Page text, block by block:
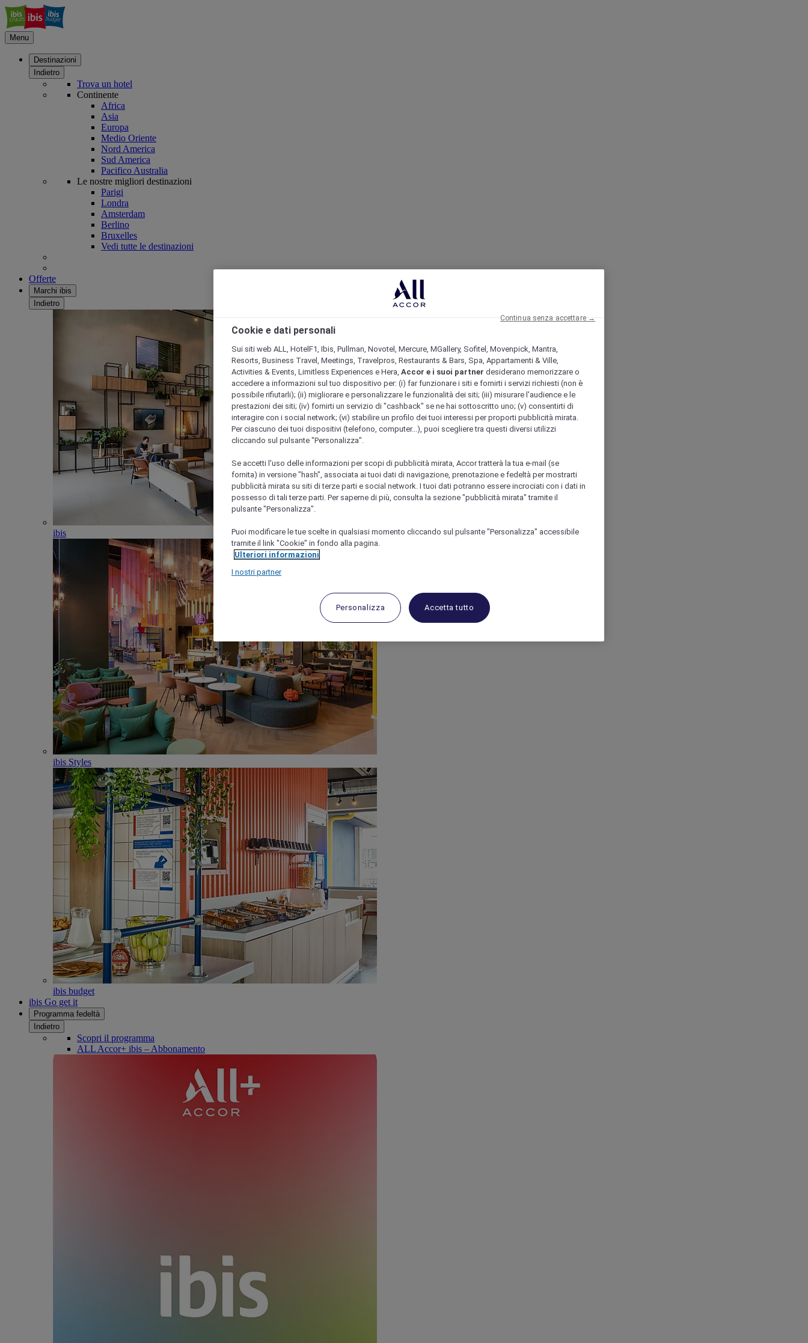
Menu
Destinazioni
Indietro
Trova un hotel
Continente
Africa
Asia
Europa
Medio Oriente
Nord America
Sud America
Pacifico Australia
Le nostre migliori destinazioni
Parigi
Londra
Amsterdam
Berlino
Bruxelles
Vedi tutte le destinazioni
Offerte
Marchi ibis
Indietro
ibis
ibis Styles
ibis budget
ibis Go get it
Programma fedeltà
Indietro
Scopri il programma
ALL Accor+ ibis – Abbonamento
Cookie e dati personali
Sui siti web ALL, HotelF1, Ibis, Pullman, Novotel, Mercure, MGallery, Sofitel, Movenpick, Mantra,
Resorts, Business Travel, Meetings, Travelpros, Restaurants & Bars, Spa, Appartamenti & Ville,
Activities & Events, Limitless Experiences e Hera, Accor e i suoi partner desiderano memorizzare o
accedere a informazioni sul tuo dispositivo per: (i) far funzionare i siti e fornirti i servizi richiesti (non è
possibile rifiutarli); (ii) migliorare e personalizzare le funzionalità dei siti; (iii) misurare l'audience e le
prestazioni dei siti; (iv) fornirti un servizio di "cashback" se ne hai sottoscritto uno; (v) consentirti di
interagire con i social network; (vi) stabilire un profilo dei tuoi interessi per proporti pubblicità mirata.
Per ciascuno dei tuoi dispositivi (telefono, computer...), puoi scegliere tra questi diversi utilizzi
cliccando sul pulsante "Personalizza".
Se accetti l'uso delle informazioni per scopi di pubblicità mirata, Accor tratterà la tua e-mail (se
fornita) in versione "hash", associata ai tuoi dati di navigazione, prenotazione e fedeltà per mostrarti
pubblicità mirata su siti di terze parti e social network. I tuoi dati potranno essere incrociati con i dati in
possesso di tali terze parti. Per saperne di più, consulta la sezione "pubblicità mirata" tramite il
pulsante "Personalizza".
Puoi modificare le tue scelte in qualsiasi momento cliccando sul pulsante "Personalizza" accessibile
tramite il link "Cookie" in fondo alla pagina.
Ulteriori informazioni
I nostri partner
Personalizza Accetta tutto
Continua senza accettare →